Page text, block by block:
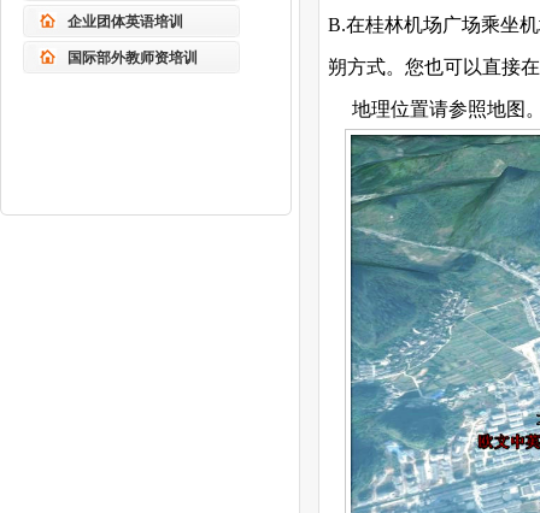
B.在桂林机场广场乘坐
朔方式。您也可以直接
地理位置请参照地图
企业团体英语培训
国际部外教师资培训